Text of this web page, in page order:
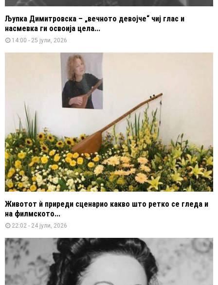
Љупка Димитровска – „вечното девојче“ чиј глас и
насмевка ги освоија цела...
14:00 - 25 јули, 2026
Животот ѝ приреди сценарио какво што ретко се гледа и
на филмското...
22:02 - 24 јули, 2026